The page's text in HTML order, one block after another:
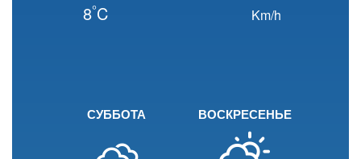
8°C Km/h
СУББОТА ВОСКРЕСЕНЬЕ